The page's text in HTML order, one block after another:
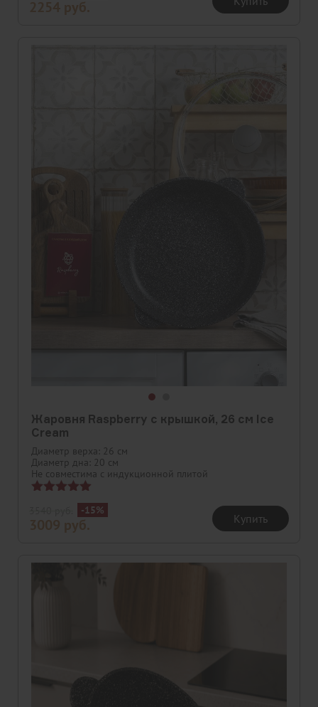
2254 руб.
Жаровня Raspberry с крышкой, 26 см Ice
Cream
Диаметр верха: 26 см
Диаметр дна: 20 см
Не совместима с индукционной плитой
5.00
из 5
-15%
3009 руб. Купить